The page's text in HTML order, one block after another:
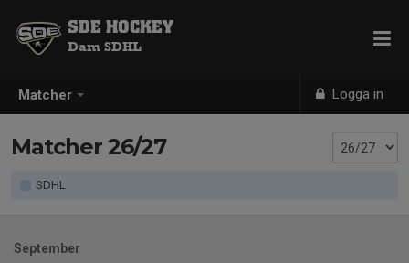
Matcher Logga in
SDE HOCKEY
Dam SDHL
Matcher 26/27
SDHL
September